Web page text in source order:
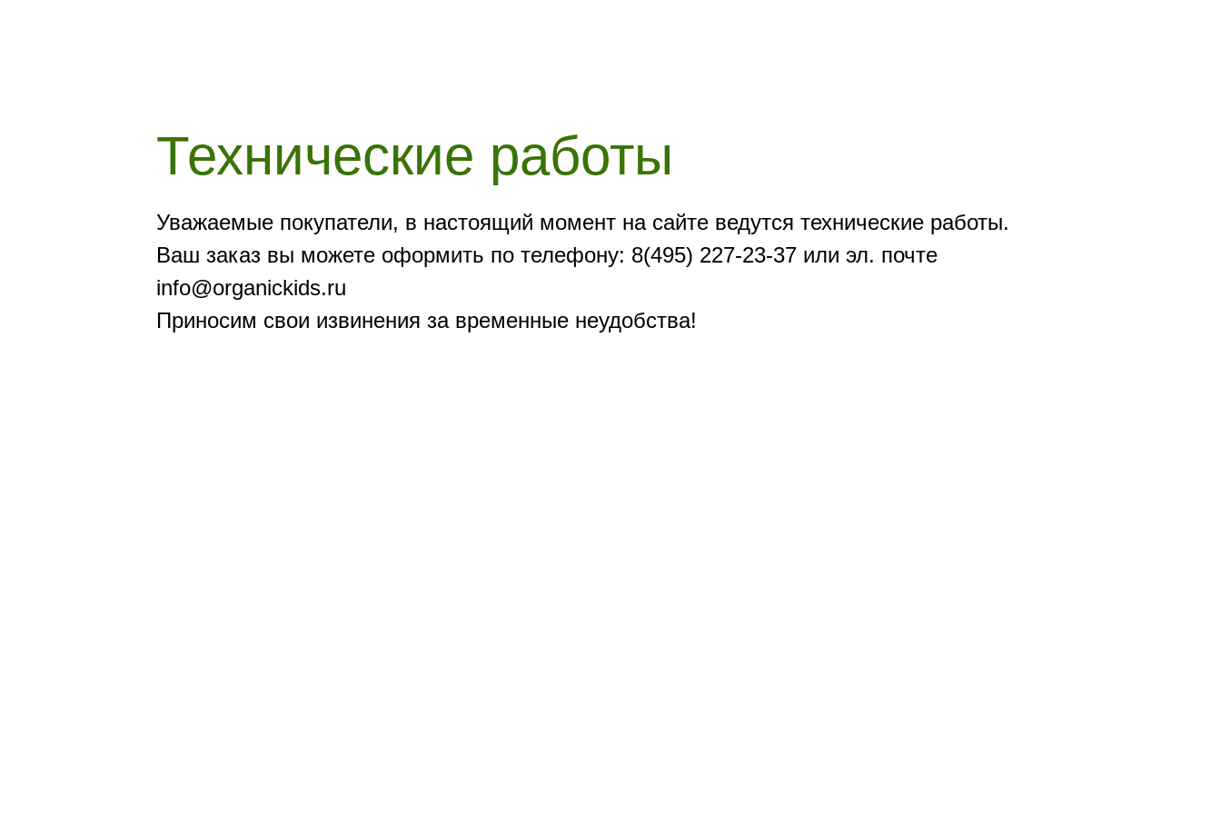
Технические работы
Уважаемые покупатели, в настоящий момент на сайте ведутся технические работы.
Ваш заказ вы можете оформить по телефону: 8(495) 227-23-37 или эл. почте
info@organickids.ru
Приносим свои извинения за временные неудобства!